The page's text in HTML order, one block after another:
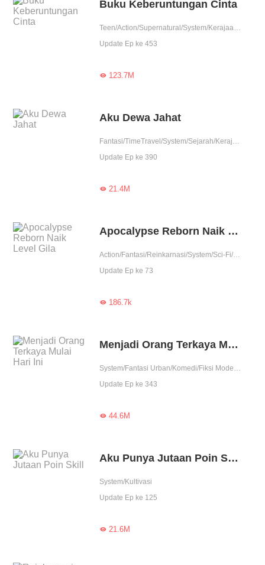
Buku Keberuntungan Cinta
Teen/Action/Supernatural/System/Kerajaan/Poligami/Balas dendam./Perubahan Hidup/Jack Sue
Update Ep ke 453
123.7M
Aku Dewa Jahat
Fantasi/TimeTravel/System/Sejarah/Kerajaan/Petualangan
Update Ep ke 390
21.4M
Apocalypse Reborn Naik Level Gila
Action/Fantasi/Reinkarnasi/System/Sci-Fi/Balas Dendam/Survival/Naik level
Update Ep ke 73
186.7k
Menjadi Orang Terkaya Mulai Hari Ini
System/Fantasi Urban/Komedi/Fiksi Modern/Dikelilingi wanita cantik/Biasa saja
Update Ep ke 343
44.6M
Aku Punya Jutaan Poin Skill
System/Kultivasi
Update Ep ke 125
21.6M